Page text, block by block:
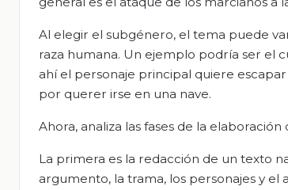
Al elegir el subgénero, el tema puede
raza humana. Un ejemplo podría ser el
ahí el personaje principal quiere
por querer irse en una nave.
Ahora, analiza las fases de la elaboración
La primera es la redacción de un texto
argumento, la trama, los personajes y el